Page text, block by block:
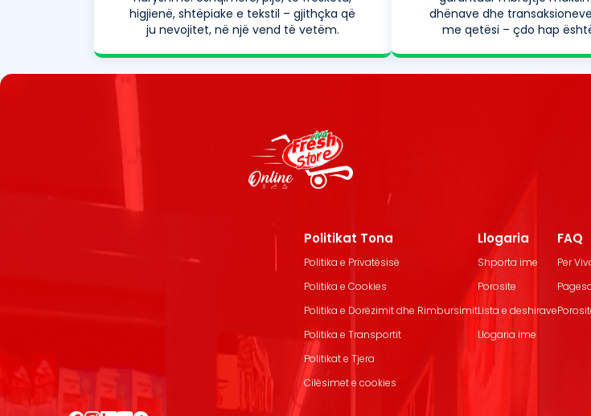
higjienë, shtëpiake e tekstil – gjithçka që
ju nevojitet, në një vend të vetëm.
dhënave dhe
me qetësi – çdo hap
Politikat Tona
Politika e Privatësisë
Politika e Cookies
Politika e Dorëzimit dhe Rimbursimit
Politika e Transportit
Politikat e Tjera
Cilësimet e cookies
Llogaria
Shporta ime
Porosite
Lista e deshirave
Llogaria ime
FAQ
Per